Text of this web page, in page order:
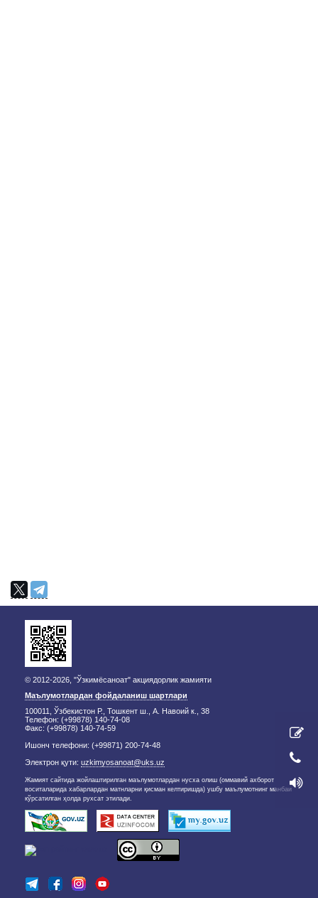
© 2012-2026, "Ўзкимёсаноат" акциядорлик жамияти
Маълумотлардан фойдаланиш шартлари
100011, Ўзбекистон Р., Тошкент ш., А. Навоий к., 38
Телефон: (+99878) 140-74-08
Факс: (+99878) 140-74-59
Ишонч телефони: (+99871) 200-74-48
Электрон қути: uzkimyosanoat@uks.uz
Жамият сайтида жойлаштирилган маълумотлардан нусха олиш (оммавий ахборот
воситаларида хабарлардан матнларни қисман келтиришда) ушбу маълумотнинг манбаи
кўрсатилган ҳолда рухсат этилади.